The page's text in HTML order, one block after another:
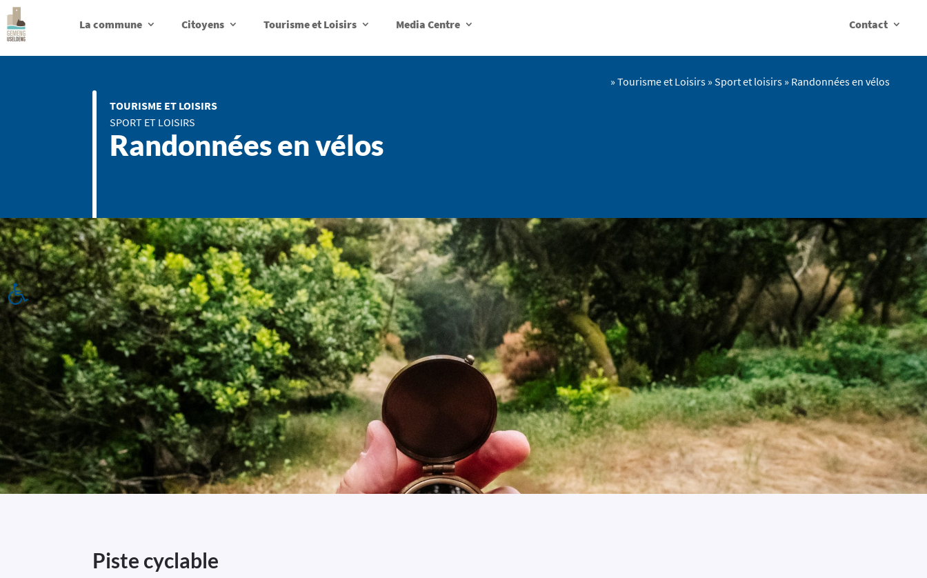
La commune Citoyens Tourisme et Loisirs Media Centre Contact
TOURISME ET LOISIRS
SPORT ET LOISIRS
Randonnées en vélos
» Tourisme et Loisirs » Sport et loisirs » Randonnées en vélos
​​​​​​Piste cyclable
Ouvrir la barre d’outils